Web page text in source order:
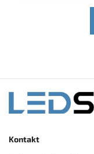
Kontakt